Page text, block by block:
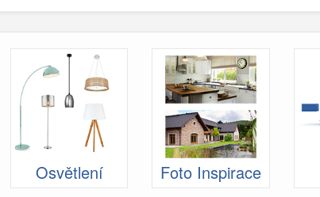
Osvětlení Foto Inspirace